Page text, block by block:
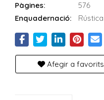
Pàgines:
576
Enquadernació:
Rústica
Afegir a favorits